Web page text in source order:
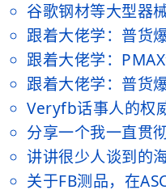
谷歌钢材等大型器
跟着大佬学：普货
跟着大佬学：
跟着大佬学：普货
Veryfb话事人的权
分享一个我一直贯
讲讲很少人谈到的
关于FB测品，在